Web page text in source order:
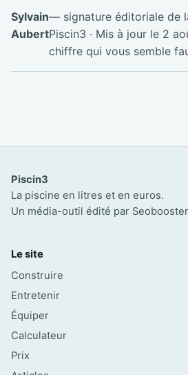
Sylvain
Aubert
— signature éditoriale de
Piscin3 · Mis à jour le 2
chiffre qui vous semble
Piscin3
La piscine en litres et en euros.
Un média-outil édité par
Le site
Construire
Entretenir
Équiper
Calculateur
Prix